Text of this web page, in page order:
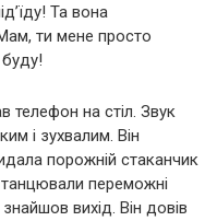
Та вона
ти мене просто
телефон на стіл. Звук
і зухвалим. Він
порожній стаканчик
танцювали переможні
вихід. Він довів